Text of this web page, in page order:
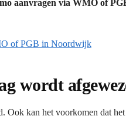
aanvragen via WMO of
of PGB in Noordwijk
wordt
Ook kan het voorkomen dat